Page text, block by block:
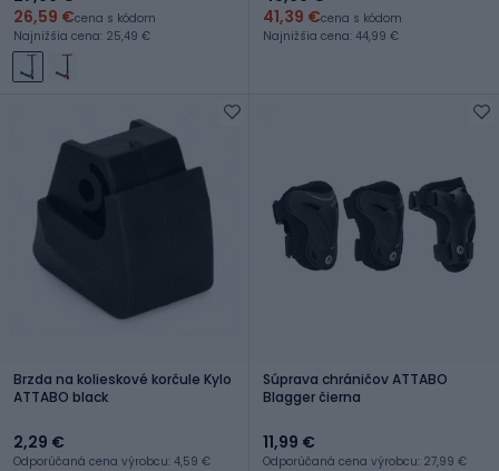
26,59 €cena s kódom
Najnižšia cena: 25,49 €
41,39 €cena s kódom
Najnižšia cena: 44,99 €
Brzda na kolieskové korčule Kylo
ATTABO black
2,29 €
Odporúčaná cena výrobcu: 4,59 €
Súprava chráničov ATTABO
Blagger čierna
11,99 €
Odporúčaná cena výrobcu: 27,99 €